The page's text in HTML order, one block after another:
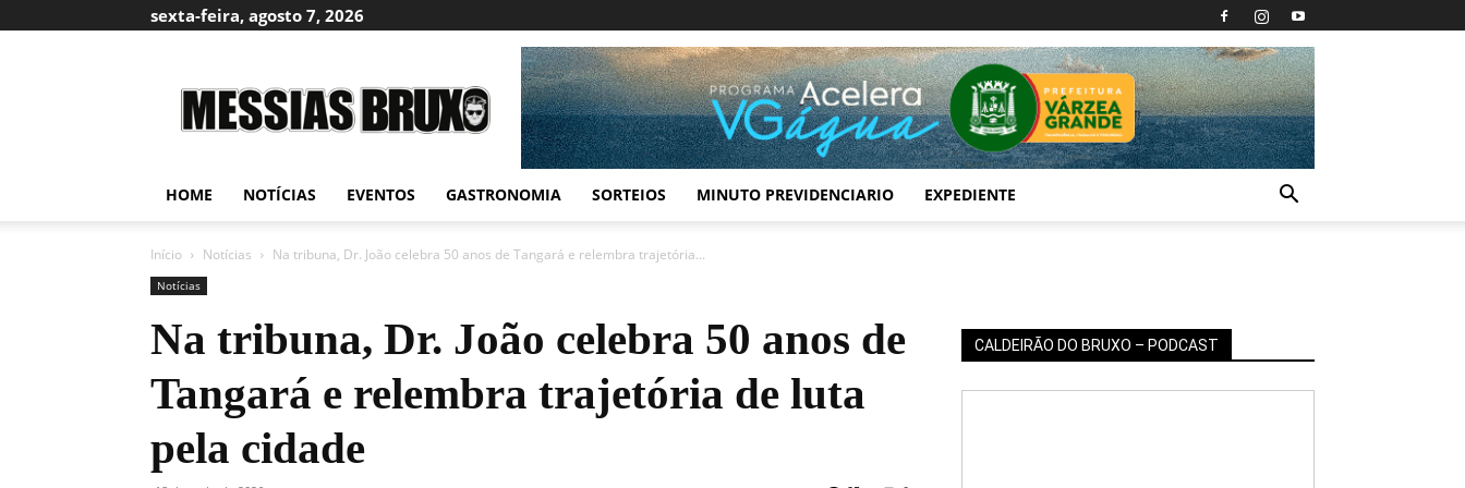
sexta-feira, agosto 7, 2026
Bruxo
HOME NOTÍCIAS EVENTOS GASTRONOMIA SORTEIOS MINUTO PREVIDENCIARIO EXPEDIENTE
Início Notícias Na tribuna, Dr. João celebra 50 anos de Tangará e relembra trajetória...
Notícias
Na tribuna, Dr. João celebra 50 anos de
Tangará e relembra trajetória de luta
pela cidade
CALDEIRÃO DO BRUXO – PODCAST